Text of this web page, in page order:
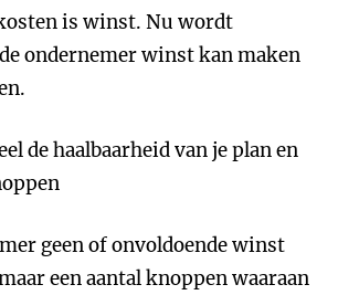
is winst. Nu wordt
ondernemer winst kan maken
de haalbaarheid van je plan en
geen of onvoldoende winst
een aantal knoppen waaraan